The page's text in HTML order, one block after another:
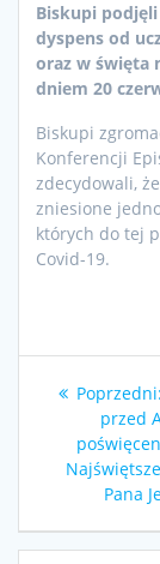
Biskupi podjęli
dyspens od
oraz w święta
dniem 20
Biskupi
Konferencji
zdecydowali,
zniesione
których do tej
Covid-19.
wpisu
Poprzedni:
przed
Pana